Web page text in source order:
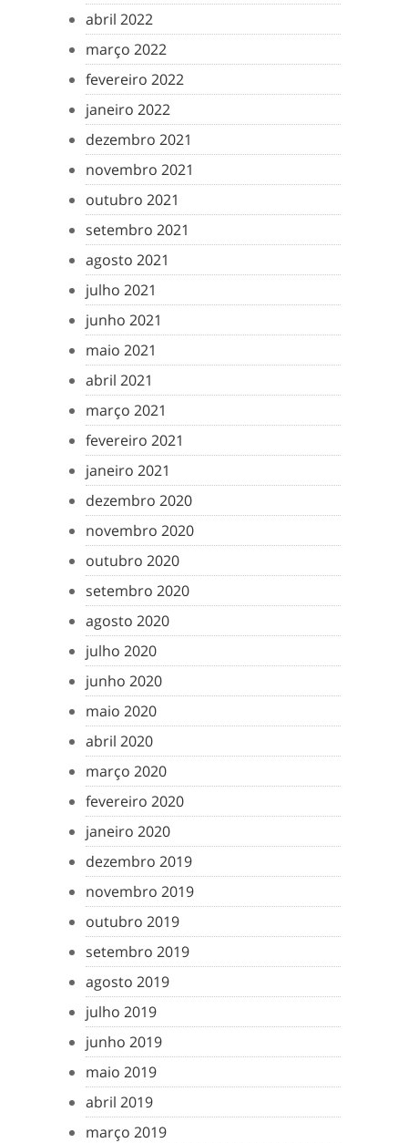
abril 2022
março 2022
fevereiro 2022
janeiro 2022
dezembro 2021
novembro 2021
outubro 2021
setembro 2021
agosto 2021
julho 2021
junho 2021
maio 2021
abril 2021
março 2021
fevereiro 2021
janeiro 2021
dezembro 2020
novembro 2020
outubro 2020
setembro 2020
agosto 2020
julho 2020
junho 2020
maio 2020
abril 2020
março 2020
fevereiro 2020
janeiro 2020
dezembro 2019
novembro 2019
outubro 2019
setembro 2019
agosto 2019
julho 2019
junho 2019
maio 2019
abril 2019
março 2019